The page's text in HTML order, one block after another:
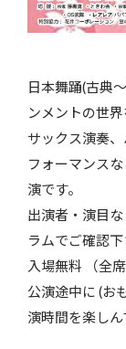
日本舞踊(古典
ンメントの世界
サックス演奏
フォーマンス
演です。
出演者・演目
ラムでご確認下
入場無料 （全
公演途中に (お
演時間を楽しん